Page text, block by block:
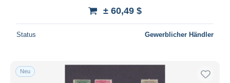
± 60,49 $
Status Gewerblicher Händler
Neu